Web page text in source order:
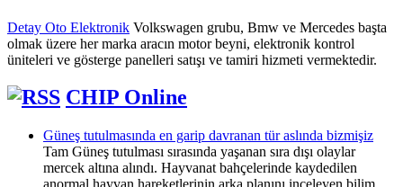
Detay Oto Elektronik Volkswagen grubu, Bmw ve Mercedes başta
olmak üzere her marka aracın motor beyni, elektronik kontrol
üniteleri ve gösterge panelleri satışı ve tamiri hizmeti vermektedir.
CHIP Online
Güneş tutulmasında en garip davranan tür aslında bizmişiz
Tam Güneş tutulması sırasında yaşanan sıra dışı olaylar
mercek altına alındı. Hayvanat bahçelerinde kaydedilen